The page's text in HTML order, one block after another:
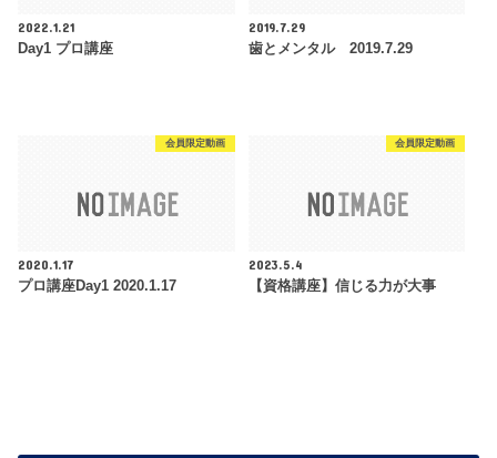
2022.1.21
Day1 プロ講座
2019.7.29
歯とメンタル 2019.7.29
会員限定動画
2020.1.17
プロ講座Day1 2020.1.17
会員限定動画
2023.5.4
【資格講座】信じる力が大事